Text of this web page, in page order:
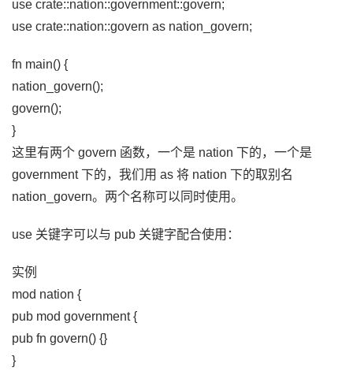
use crate::nation::government::govern;
use crate::nation::govern as nation_govern;
fn main() {
nation_govern();
govern();
}
这里有两个 govern 函数，一个是 nation 下的，一个是
government 下的，我们用 as 将 nation 下的取别名
nation_govern。两个名称可以同时使用。
use 关键字可以与 pub 关键字配合使用：
实例
mod nation {
pub mod government {
pub fn govern() {}
}